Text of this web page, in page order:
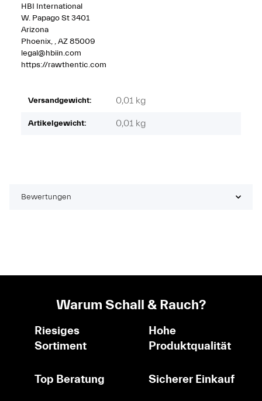
HBI International
W. Papago St 3401
Arizona
Phoenix, , AZ 85009
legal@hbiin.com
https://rawthentic.com
Versandgewicht: 0,01 kg
Artikelgewicht: 0,01 kg
Bewertungen
Warum Schall & Rauch?
Riesiges
Sortiment
Hohe
Produktqualität
Top Beratung Sicherer Einkauf